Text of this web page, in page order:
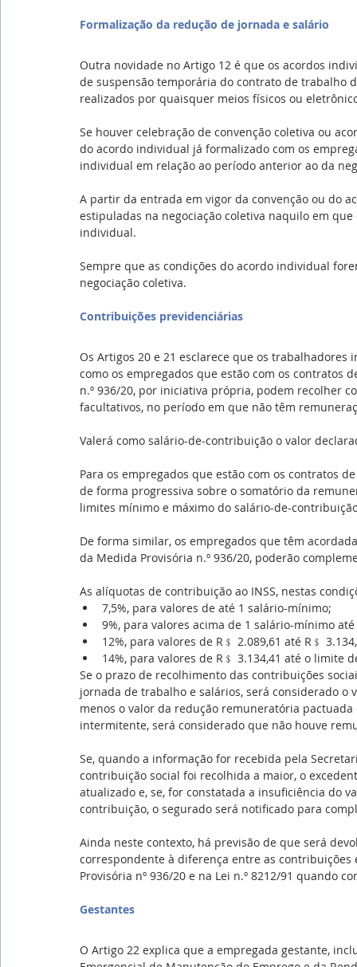
Formalização da redução de jornada e salário
Outra novidade no Artigo 12 é que os acordos
de suspensão temporária do contrato de trabalho
realizados por quaisquer meios físicos ou
Se houver celebração de convenção coletiva ou
do acordo individual já formalizado com os
individual em relação ao período anterior ao da
A partir da entrada em vigor da convenção ou do
estipuladas na negociação coletiva naquilo em
individual.
Sempre que as condições do acordo individual
negociação coletiva.
Contribuições previdenciárias
Os Artigos 20 e 21 esclarece que os
como os empregados que estão com os contratos
n.º 936/20, por iniciativa própria, podem recolher
facultativos, no período em que não têm
Valerá como salário-de-contribuição o valor
Para os empregados que estão com os contratos
de forma progressiva sobre o somatório da
limites mínimo e máximo do salário-de-
De forma similar, os empregados que têm
da Medida Provisória n.º 936/20, poderão
As alíquotas de contribuição ao INSS, nestas
7,5%, para valores de até 1 salário-mínimo;
9%, para valores acima de 1 salário-mínimo até
12%, para valores de R﹩ 2.089,61 até R﹩
14%, para valores de R﹩ 3.134,41 até o limite
Se o prazo de recolhimento das contribuições
jornada de trabalho e salários, será considerado
menos o valor da redução remuneratória
intermitente, será considerado que não houve
Se, quando a informação for recebida pela
contribuição social foi recolhida a maior, o
atualizado e, se, for constatada a insuficiência do
contribuição, o segurado será notificado para
Ainda neste contexto, há previsão de que será
correspondente à diferença entre as
Provisória nº 936/20 e na Lei n.º 8212/91 quando
Gestantes
O Artigo 22 explica que a empregada gestante,